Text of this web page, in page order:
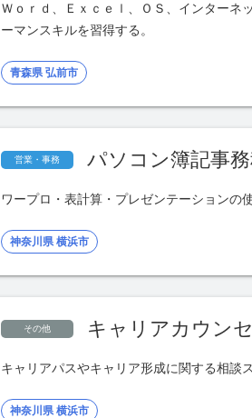
Ｗｏｒｄ、Ｅｘｃｅｌ、ＯＳ、インターネ
ーマンスキルを習得する。
青森県 弘前市
営業・事務 パソコン簿記事
ワープロ・表計算・プレゼンテーションの
神奈川県 横浜市
その他 キャリアカウン
キャリアパスやキャリア形成に関する相談
神奈川県 横浜市